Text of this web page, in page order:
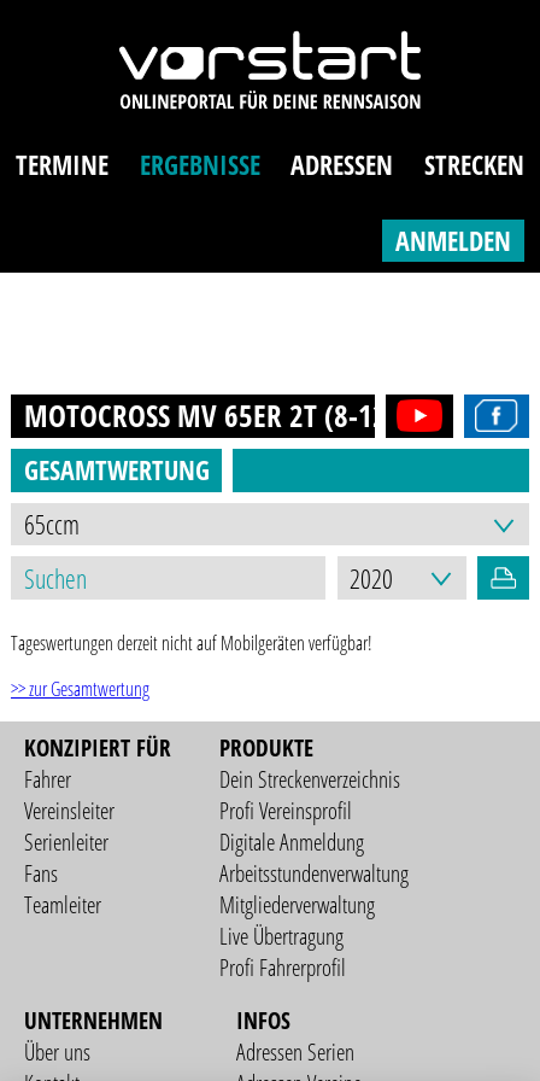
TERMINE ERGEBNISSE ADRESSEN STRECKEN
ANMELDEN
MOTOCROSS MV 65ER 2T (8-12J.)2020
GESAMTWERTUNG
Tageswertungen derzeit nicht auf Mobilgeräten verfügbar!
>> zur Gesamtwertung
KONZIPIERT FÜR
Fahrer
Vereinsleiter
Serienleiter
Fans
Teamleiter
PRODUKTE
Dein Streckenverzeichnis
Profi Vereinsprofil
Digitale Anmeldung
Arbeitsstundenverwaltung
Mitgliederverwaltung
Live Übertragung
Profi Fahrerprofil
UNTERNEHMEN
Über uns
INFOS
Adressen Serien